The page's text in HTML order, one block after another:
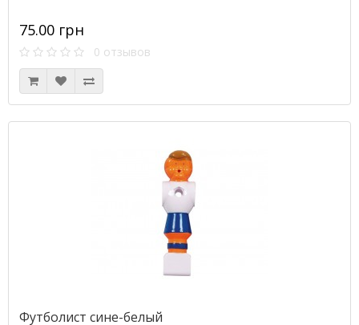
75.00 грн
0 отзывов
Футболист сине-белый